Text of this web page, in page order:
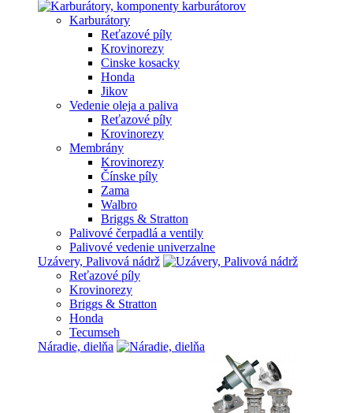
Karburátory
Reťazové píly
Krovinorezy
Cinske kosacky
Honda
Jikov
Vedenie oleja a paliva
Reťazové píly
Krovinorezy
Membrány
Krovinorezy
Čínske píly
Zama
Walbro
Briggs & Stratton
Palivové čerpadlá a ventily
Palivové vedenie univerzalne
Uzávery, Palivová nádrž
Reťazové píly
Krovinorezy
Briggs & Stratton
Honda
Tecumseh
Náradie, dielňa